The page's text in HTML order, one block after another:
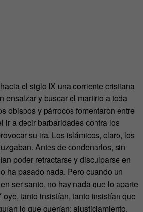
el siglo IX una corriente cristiana
ensalzar y buscar el martirio a toda
obispos y párrocos fomentaron entre
ir a decir barbaridades contra los
su ira. Los islámicos, claro, los
Antes de condenarlos, sin
poder retractarse y disculparse en
ha pasado nada. Pero cuando un
ser santo, no hay nada que lo aparte
oye, tanto insistían, tanto insistían que
lo que querían: ajusticiamiento.